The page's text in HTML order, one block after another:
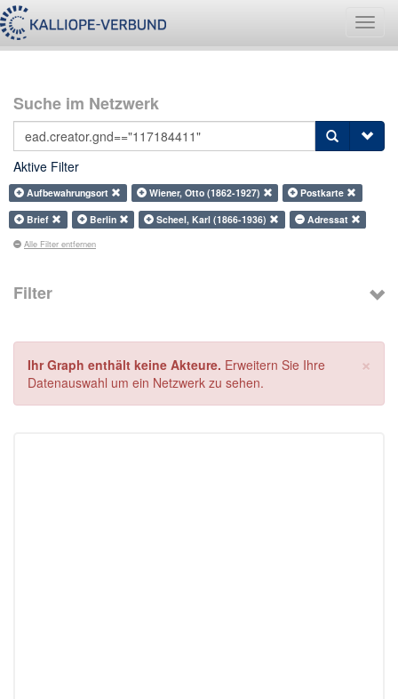
Suche im Netzwerk
Aktive Filter
Aufbewahrungsort Wiener, Otto (1862-1927)
Postkarte
Brief
Berlin Scheel, Karl (1866-1936) Adressat
Alle Filter entfernen
Filter
×
Ihr Graph enthält keine Akteure. Erweitern Sie Ihre
Datenauswahl um ein Netzwerk zu sehen.